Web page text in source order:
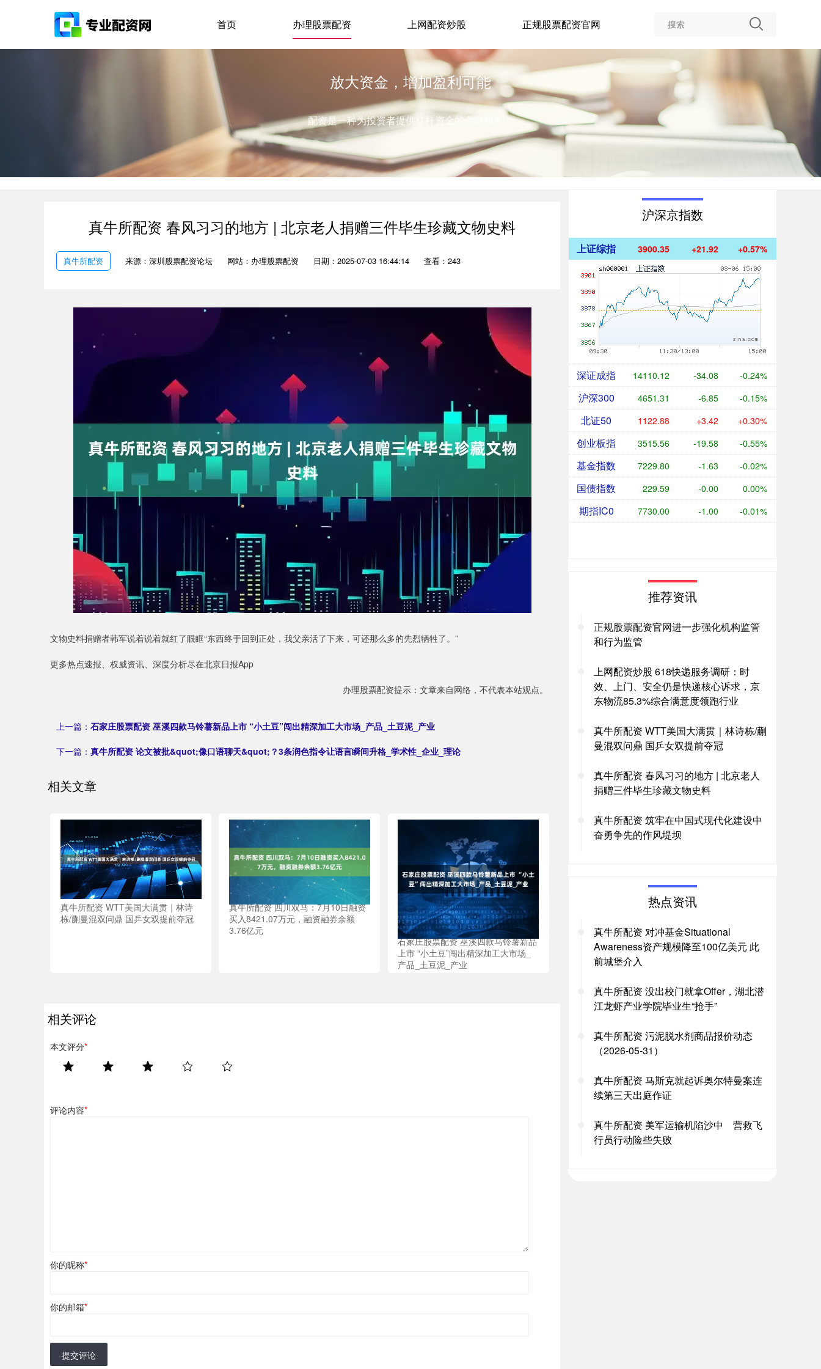
首页 办理股票配资 上网配资炒股 正规股票配资官网
放大资金，增加盈利可能
配资是一种为投资者提供杠杆资金的金融服务！
真牛所配资 春风习习的地方 | 北京老人捐赠三件毕生珍藏文物史料
真牛所配资 来源：深圳股票配资论坛 网站：办理股票配资 日期：2025-07-03 16:44:14 查看：243
文物史料捐赠者韩军说着说着就红了眼眶“东西终于回到正处，我父亲活了下来，可还那么多的先烈牺牲了。”
更多热点速报、权威资讯、深度分析尽在北京日报App
办理股票配资提示：文章来自网络，不代表本站观点。
上一篇： 石家庄股票配资 巫溪四款马铃薯新品上市 “小土豆”闯出精深加工大市场_产品_土豆泥_产业
下一篇： 真牛所配资 论文被批&quot;像口语聊天&quot;？3条润色指令让语言瞬间升格_学术性_企业_理论
相关文章
真牛所配资 WTT美国大满贯｜林诗
栋/蒯曼混双问鼎 国乒女双提前夺冠
真牛所配资 四川双马：7月10日融资
买入8421.07万元，融资融券余额
3.76亿元
石家庄股票配资 巫溪四款马铃薯新品
上市 “小土豆”闯出精深加工大市场_
产品_土豆泥_产业
相关评论
本文评分*
评论内容*
你的昵称*
你的邮箱*
提交评论
沪深京指数
上证综指 3900.35 +21.92 +0.57%
深证成指 14110.12 -34.08 -0.24%
沪深300 4651.31 -6.85 -0.15%
北证50 1122.88 +3.42 +0.30%
创业板指 3515.56 -19.58 -0.55%
基金指数 7229.80 -1.63 -0.02%
国债指数 229.59 -0.00 0.00%
期指IC0 7730.00 -1.00 -0.01%
推荐资讯
正规股票配资官网进一步强化机构监管
和行为监管
上网配资炒股 618快递服务调研：时
效、上门、安全仍是快递核心诉求，京
东物流85.3%综合满意度领跑行业
真牛所配资 WTT美国大满贯｜林诗栋/蒯
曼混双问鼎 国乒女双提前夺冠
真牛所配资 春风习习的地方 | 北京老人
捐赠三件毕生珍藏文物史料
真牛所配资 筑牢在中国式现代化建设中
奋勇争先的作风堤坝
热点资讯
真牛所配资 对冲基金Situational
Awareness资产规模降至100亿美元 此
前城堡介入
真牛所配资 没出校门就拿Offer，湖北潜
江龙虾产业学院毕业生“抢手”
真牛所配资 污泥脱水剂商品报价动态
（2026-05-31）
真牛所配资 马斯克就起诉奥尔特曼案连
续第三天出庭作证
真牛所配资 美军运输机陷沙中 营救飞
行员行动险些失败